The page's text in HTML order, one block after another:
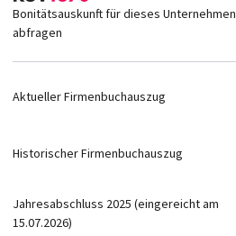
Bonitätsauskunft für dieses Unternehmen
abfragen
Aktueller Firmenbuchauszug
Historischer Firmenbuchauszug
Jahresabschluss 2025 (eingereicht am
15.07.2026)